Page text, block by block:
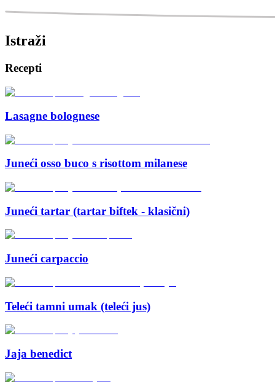
Istraži
Recepti
Lasagne bolognese
Juneći osso buco s risottom milanese
Juneći tartar (tartar biftek - klasični)
Juneći carpaccio
Teleći tamni umak (teleći jus)
Jaja benedict